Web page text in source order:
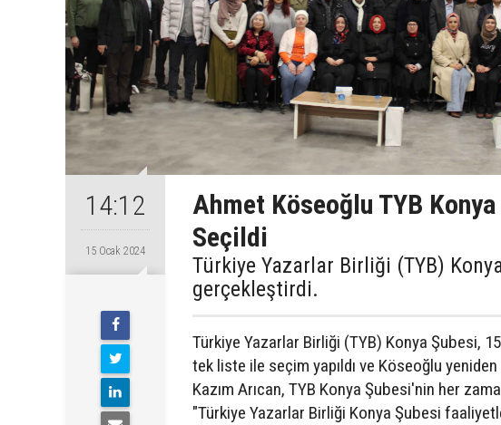
14:12
15 Ocak 2024
Ahmet Köseoğlu TYB
Seçildi
Türkiye Yazarlar Birliği (TYB)
gerçekleştirdi.
Türkiye Yazarlar Birliği (TYB) Konya Şubesi,
tek liste ile seçim yapıldı ve Köseoğlu
Kazım Arıcan, TYB Konya Şubesi'nin her
"Türkiye Yazarlar Birliği Konya Şubesi